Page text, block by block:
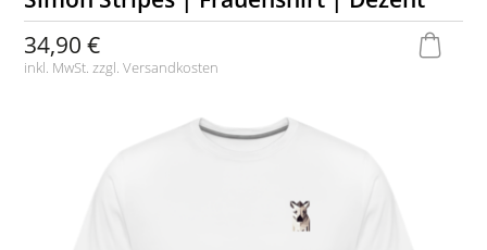
34,90 €
inkl. MwSt. zzgl.Versandkosten